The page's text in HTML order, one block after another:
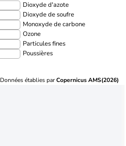
Dioxyde d'azote
Dioxyde de soufre
Monoxyde de carbone
Ozone
Particules fines
Poussières
Données établies parCopernicus AMS(2026)